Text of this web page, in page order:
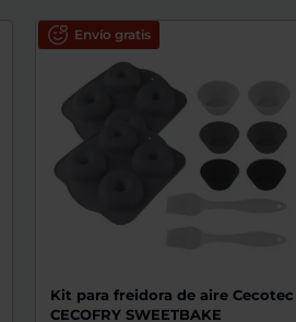
Envío gratis
Kit para freidora de aire Cecotec
CECOFRY SWEETBAKE